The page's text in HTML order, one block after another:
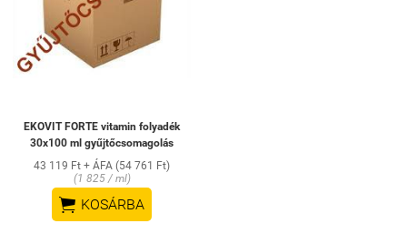
EKOVIT FORTE vitamin folyadék
30x100 ml gyűjtőcsomagolás
43 119 Ft + ÁFA (54 761 Ft)
(1 825 / ml)
 KOSÁRBA